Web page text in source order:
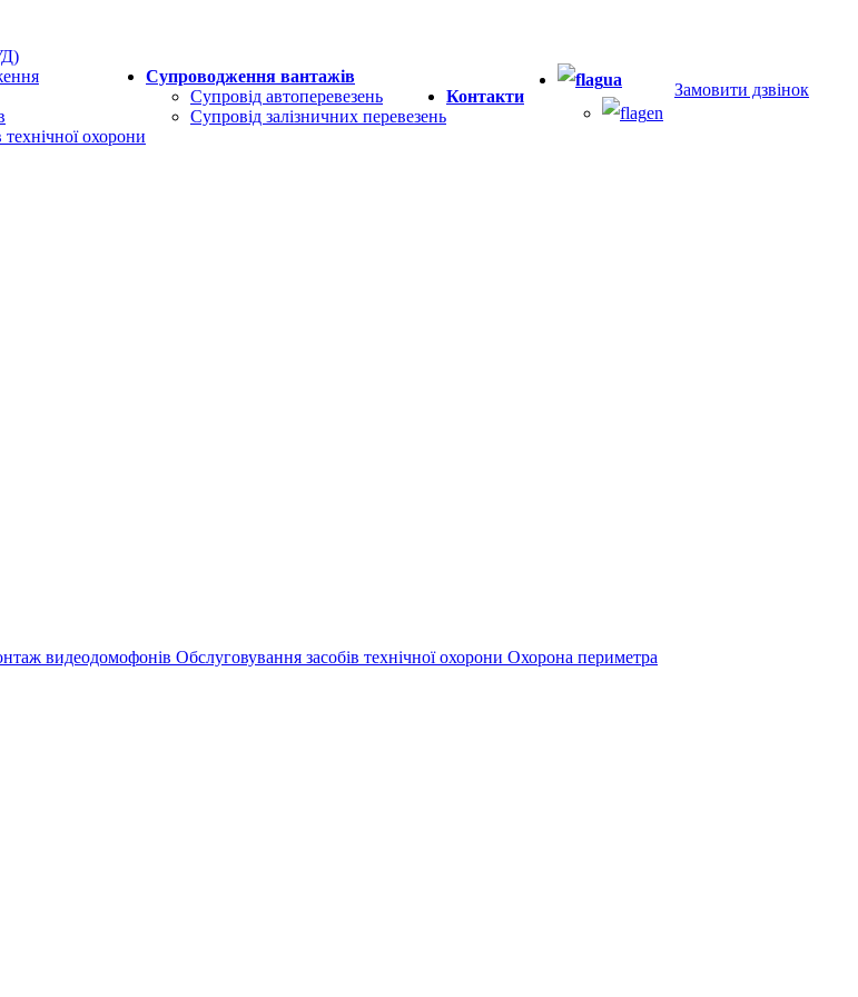
охорони
Супроводження вантажів
Супровід автоперевезень
Супровід залізничних перевезень
Контакти
Замовити дзвінок
ua
en
видеодомофонів Обслуговування засобів технічної охорони Охорона периметра